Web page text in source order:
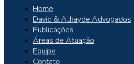
Home
David & Athayde Advogados
Publicações
Áreas de Atuação
Equipe
Contato